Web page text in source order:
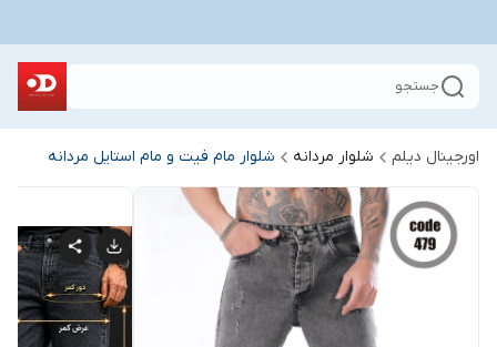
جستجو
اورجینال دیلم شلوار مردانه شلوار مام فیت و مام استایل مردانه